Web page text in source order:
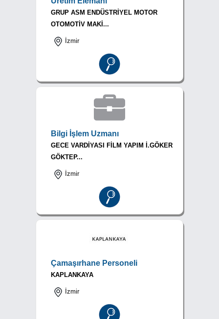
GRUP ASM ENDÜSTRİYEL MOTOR
OTOMOTİV MAKİ...
İzmir
Bilgi İşlem Uzmanı
GECE VARDİYASI FİLM YAPIM İ.GÖKER
GÖKTEP...
İzmir
Çamaşırhane Personeli
KAPLANKAYA
İzmir